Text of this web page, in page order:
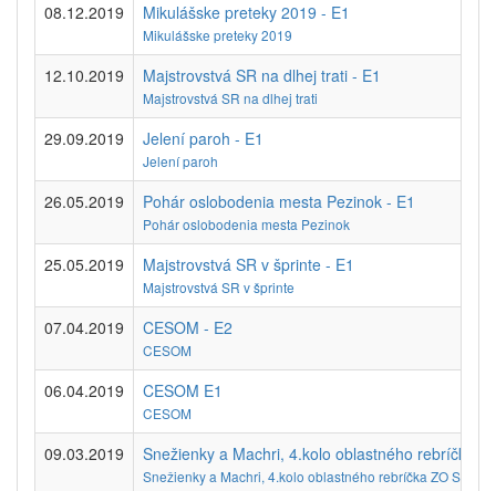
08.12.2019 Mikulášske preteky 2019 - E1
Mikulášske preteky 2019
12.10.2019 Majstrovstvá SR na dlhej trati - E1
Majstrovstvá SR na dlhej trati
29.09.2019 Jelení paroh - E1
Jelení paroh
26.05.2019 Pohár oslobodenia mesta Pezinok - E1
Pohár oslobodenia mesta Pezinok
25.05.2019 Majstrovstvá SR v šprinte - E1
Majstrovstvá SR v šprinte
07.04.2019 CESOM - E2
CESOM
06.04.2019 CESOM E1
CESOM
09.03.2019 Snežienky a Machri, 4.kolo oblastného rebríčka
Snežienky a Machri, 4.kolo oblastného rebríčka ZO SZOŠ